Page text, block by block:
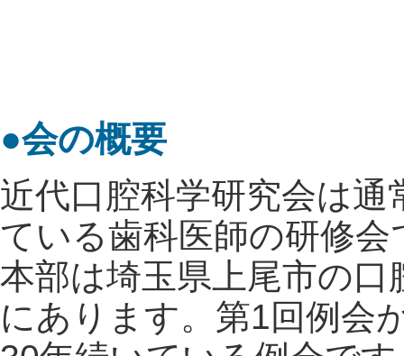
●会の概要
近代口腔科学研究会は
ている歯科医師の研修会
本部は埼玉県上尾市の
にあります。第1回例会